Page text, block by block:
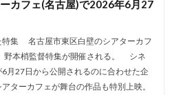
カフェ(名古屋)で2026年6月27
特集 名古屋市東区白壁のシアターカフ
野本梢監督特集が開催される。 シネ
月27日から公開されるのに合わせた企
ターカフェが舞台の作品も特別上映。